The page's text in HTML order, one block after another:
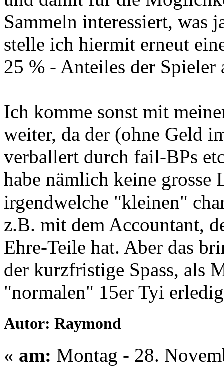
Sammeln interessiert, was
stelle ich hiermit erneut
25 % - Anteiles der Spieler
Ich komme sonst mit
weiter, da der (ohne Geld
verballert durch fail-BPs
habe nämlich keine
irgendwelche "kleinen"
z.B. mit dem Accountant,
Ehre-Teile hat. Aber das
der kurzfristige Spass, als
"normalen" 15er Tyi
Autor: Raymond
« am: Montag - 28.